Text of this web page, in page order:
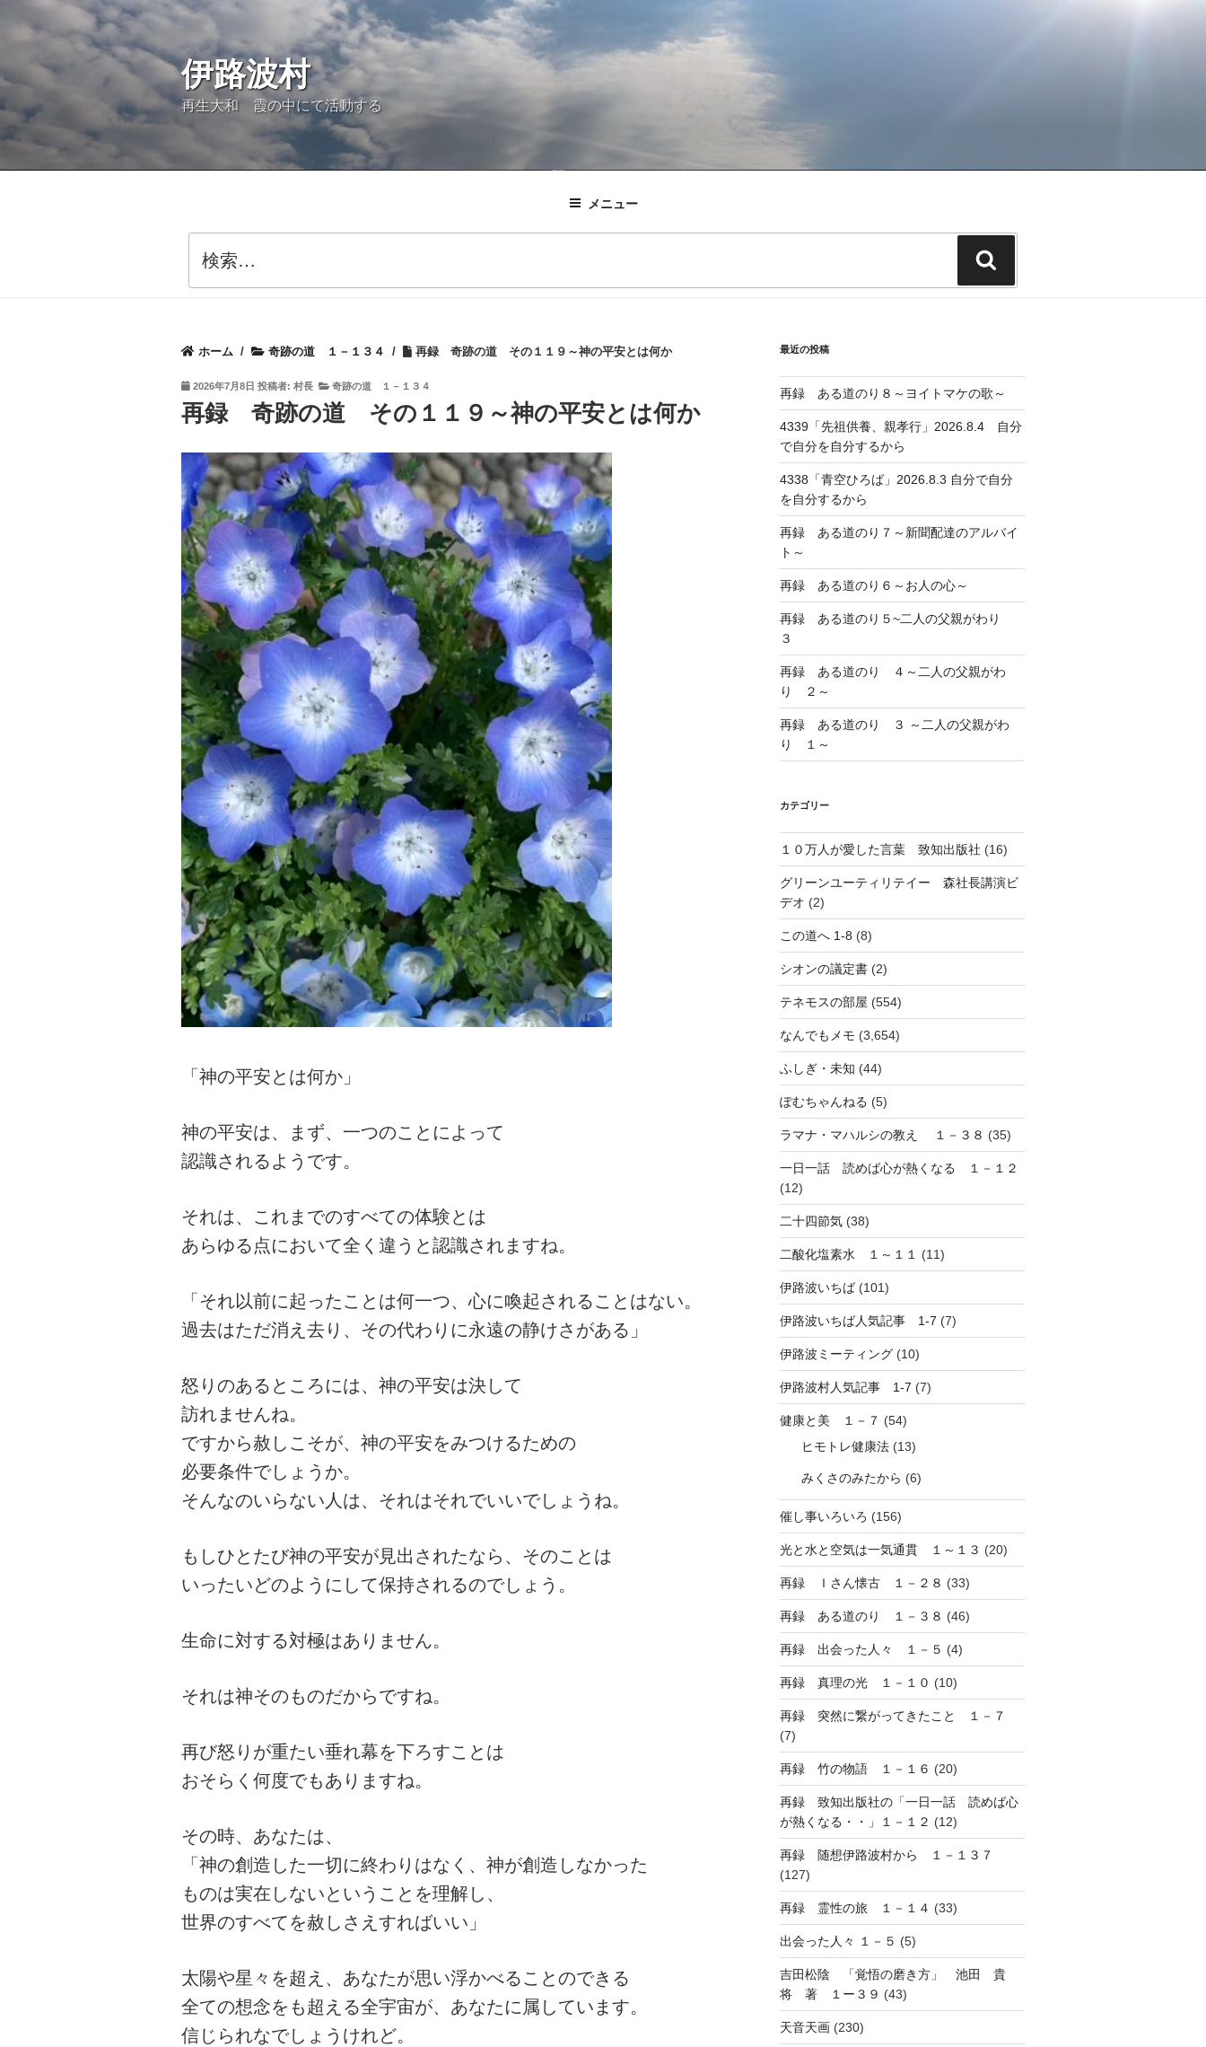
テ
ン
ツ
伊路波村
再生大和 霞の中にて活動する
メニュー
索:
索
ホーム / 奇跡の道 １－１３４ / 再録 奇跡の道 その１１９～神の平安とは何か
投
稿
日:
2026年7月8日 投稿者: 村長 奇跡の道 １－１３４
再録 奇跡の道 その１１９～神の平安とは何か
「神の平安とは何か」
神の平安は、まず、一つのことによって
認識されるようです。
それは、これまでのすべての体験とは
あらゆる点において全く違うと認識されますね。
「それ以前に起ったことは何一つ、心に喚起されることはない。
過去はただ消え去り、その代わりに永遠の静けさがある」
怒りのあるところには、神の平安は決して
訪れませんね。
ですから赦しこそが、神の平安をみつけるための
必要条件でしょうか。
そんなのいらない人は、それはそれでいいでしょうね。
もしひとたび神の平安が見出されたなら、そのことは
いったいどのようにして保持されるのでしょう。
生命に対する対極はありません。
それは神そのものだからですね。
再び怒りが重たい垂れ幕を下ろすことは
おそらく何度でもありますね。
その時、あなたは、
「神の創造した一切に終わりはなく、神が創造しなかった
ものは実在しないということを理解し、
世界のすべてを赦しさえすればいい」
太陽や星々を超え、あなたが思い浮かべることのできる
全ての想念をも超える全宇宙が、あなたに属しています。
信じられなでしょうけれど。
最近の投稿
再録 ある道のり８～ヨイトマケの歌～
4339「先祖供養、親孝行」2026.8.4 自分
で自分を自分するから
4338「青空ひろば」2026.8.3 自分で自分
を自分するから
再録 ある道のり７～新聞配達のアルバイ
ト～
再録 ある道のり６～お人の心～
再録 ある道のり５~二人の父親がわり
３
再録 ある道のり ４～二人の父親がわ
り ２～
再録 ある道のり ３ ～二人の父親がわ
り １～
カテゴリー
１０万人が愛した言葉 致知出版社 (16)
グリーンユーティリテイー 森社長講演ビ
デオ (2)
この道へ 1-8 (8)
シオンの議定書 (2)
テネモスの部屋 (554)
なんでもメモ (3,654)
ふしぎ・未知 (44)
ぽむちゃんねる (5)
ラマナ・マハルシの教え １－３８ (35)
一日一話 読めば心が熱くなる １－１２
(12)
二十四節気 (38)
二酸化塩素水 １～１１ (11)
伊路波いちば (101)
伊路波いちば人気記事 1-7 (7)
伊路波ミーティング (10)
伊路波村人気記事 1-7 (7)
健康と美 １－７ (54)
ヒモトレ健康法 (13)
みくさのみたから (6)
催し事いろいろ (156)
光と水と空気は一気通貫 １～１３ (20)
再録 Ｉさん懐古 １－２８ (33)
再録 ある道のり １－３８ (46)
再録 出会った人々 １－５ (4)
再録 真理の光 １－１０ (10)
再録 突然に繋がってきたこと １－７
(7)
再録 竹の物語 １－１６ (20)
再録 致知出版社の「一日一話 読めば心
が熱くなる・・」１－１２ (12)
再録 随想伊路波村から １－１３７
(127)
再録 霊性の旅 １－１４ (33)
出会った人々 １－５ (5)
吉田松陰 「覚悟の磨き方」 池田 貴
将 著 １ー３９ (43)
天音天画 (230)